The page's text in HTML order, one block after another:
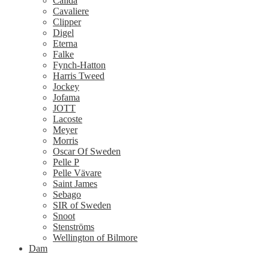
Cavaliere
Clipper
Digel
Eterna
Falke
Fynch-Hatton
Harris Tweed
Jockey
Jofama
JOTT
Lacoste
Meyer
Morris
Oscar Of Sweden
Pelle P
Pelle Vävare
Saint James
Sebago
SIR of Sweden
Snoot
Stenströms
Wellington of Bilmore
Dam